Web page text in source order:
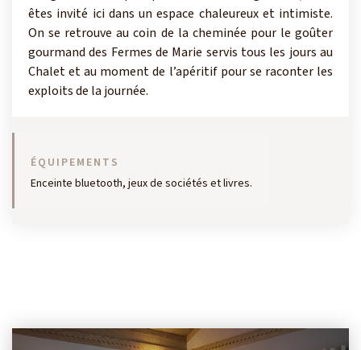
êtes invité ici dans un espace chaleureux et intimiste.
On se retrouve au coin de la cheminée pour le goûter
gourmand des Fermes de Marie servis tous les jours au
Chalet et au moment de l’apéritif pour se raconter les
exploits de la journée.
ÉQUIPEMENTS
Enceinte bluetooth, jeux de sociétés et livres.